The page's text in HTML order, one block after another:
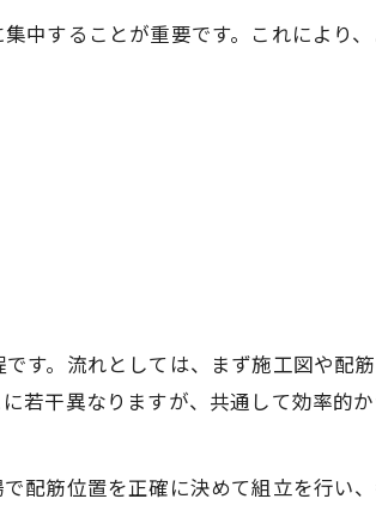
中することが重要です。これにより
す。流れとしては、まず施工図や配
若干異なりますが、共通して効率的
配筋位置を正確に決めて組立を行い